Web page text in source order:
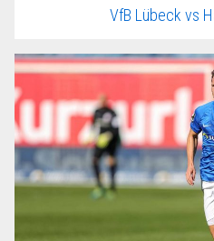
VfB Lübeck vs